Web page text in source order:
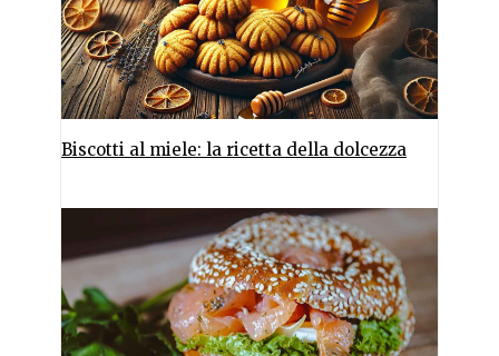
Biscotti al miele: la ricetta della dolcezza